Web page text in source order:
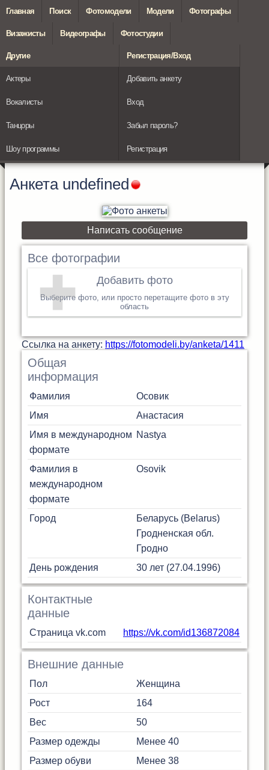
Главная Поиск Фотомодели Модели Фотографы
Визажисты Видеографы Фотостудии
Другие
Актеры
Вокалисты
Танцоры
Шоу программы
Регистрация/Вход
Добавить анкету
Вход
Забыл пароль?
Регистрация
Анкета undefined
Написать сообщение
Все фотографии
Добавить фото
Выберите фото, или просто перетащите фото в эту
область
Cсылка на анкету: https://fotomodeli.by/anketa/1411
Общая
информация
Фамилия
Осовик
Имя
Анастасия
Имя в международном
формате
Nastya
Фамилия в
международном
формате
Osovik
Город
Беларусь (Belarus)
Гродненская обл.
Гродно
День рождения
30 лет (27.04.1996)
Контактные
данные
Страница vk.com https://vk.com/id136872084
Внешние данные
Пол
Женщина
Рост
164
Вес
50
Размер одежды
Менее 40
Размер обуви
Менее 38